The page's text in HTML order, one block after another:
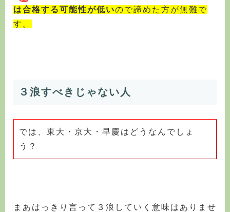
は合格する可能性が低いので諦めた方が無難で
す。
３浪すべきじゃない人
では、東大・京大・早慶はどうなんでしょ
う？
まあはっきり言って３浪していく意味はありませ